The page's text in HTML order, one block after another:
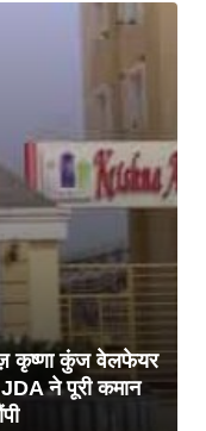
कृष्णा कुंज वेलफेयर
JDA ने पूरी कमान